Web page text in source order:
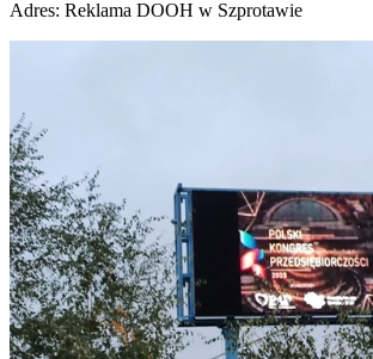
Adres: Reklama DOOH w Szprotawie